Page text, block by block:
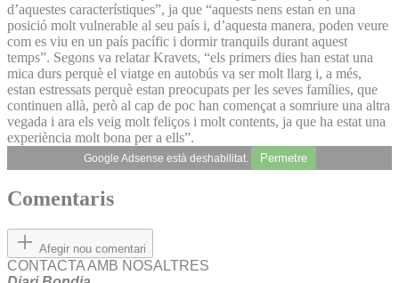
d’aquestes característiques”, ja que “aquests nens estan en una
posició molt vulnerable al seu país i, d’aquesta manera, poden veure
com es viu en un país pacífic i dormir tranquils durant aquest
temps”. Segons va relatar Kravets, “els primers dies han estat una
mica durs perquè el viatge en autobús va ser molt llarg i, a més,
estan estressats perquè estan preocupats per les seves famílies, que
continuen allà, però al cap de poc han començat a somriure una altra
vegada i ara els veig molt feliços i molt contents, ja que ha estat una
experiència molt bona per a ells”.
Google Adsense està deshabilitat. Permetre
Comentaris
Afegir nou comentari
CONTACTA AMB NOSALTRES